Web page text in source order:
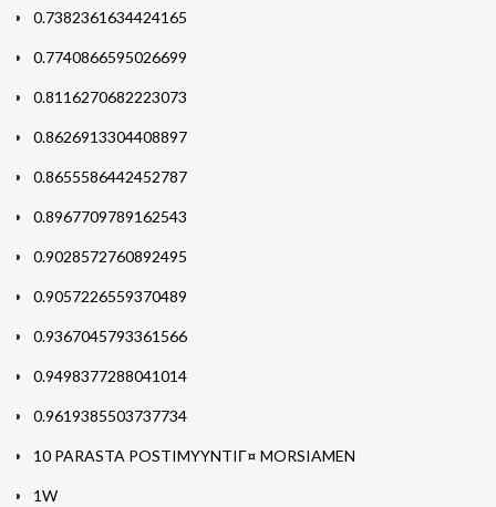
0.7382361634424165
0.7740866595026699
0.8116270682223073
0.8626913304408897
0.8655586442452787
0.8967709789162543
0.9028572760892495
0.9057226559370489
0.9367045793361566
0.9498377288041014
0.9619385503737734
10 PARASTA POSTIMYYNTIГ¤ MORSIAMEN
1W